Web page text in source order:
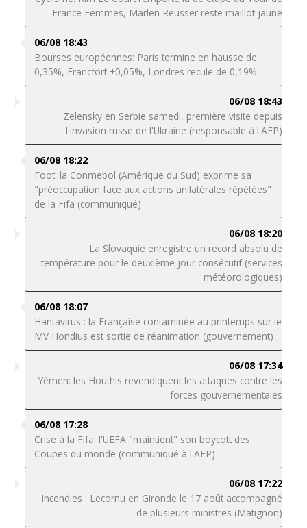
France Femmes, Marlen Reusser reste maillot jaune
06/08 18:43
Bourses européennes: Paris termine en hausse de
0,35%, Francfort +0,05%, Londres recule de 0,19%
06/08 18:43
Zelensky en Serbie samedi, première visite depuis
l'invasion russe de l'Ukraine (responsable à l'AFP)
06/08 18:22
Foot: la Conmebol (Amérique du Sud) exprime sa
"préoccupation face aux actions unilatérales répétées"
de la Fifa (communiqué)
06/08 18:20
La Slovaquie enregistre un record absolu de
température pour le deuxième jour consécutif (services
météorologiques)
06/08 18:07
Hantavirus : la Française contaminée au printemps sur le
MV Hondius est sortie de réanimation (gouvernement)
06/08 17:34
Yémen: les Houthis revendiquent les attaques contre les
forces gouvernementales
06/08 17:28
Crise à la Fifa: l'UEFA "maintient" son boycott des
Coupes du monde (communiqué à l'AFP)
06/08 17:22
Incendies : Lecornu en Gironde le 17 août accompagné
de plusieurs ministres (Matignon)